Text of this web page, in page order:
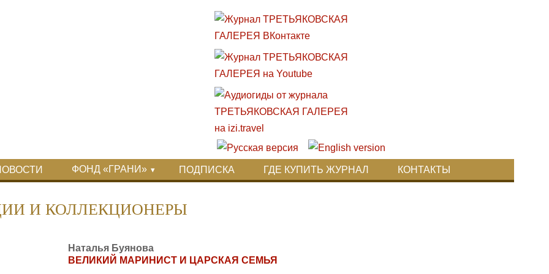
ФОНД «ГРАНИ» ПОДПИСКА ГДЕ КУПИТЬ ЖУРНАЛ КОНТАКТЫ
И КОЛЛЕКЦИОНЕРЫ
Наталья Буянова
ВЕЛИКИЙ МАРИНИСТ И ЦАРСКАЯ СЕМЬЯ